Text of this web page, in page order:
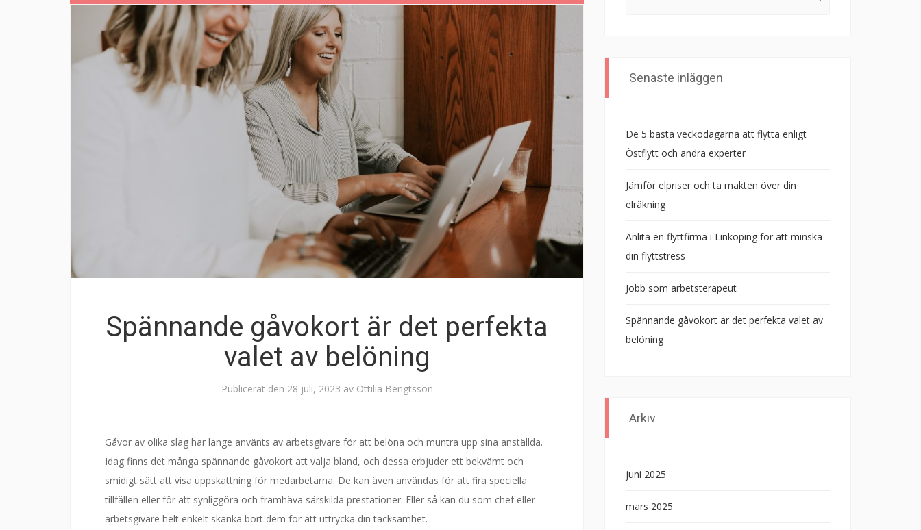
Spännande gåvokort är det perfekta
valet av belöning
Publicerat den 28 juli, 2023 av Ottilia Bengtsson
Gåvor av olika slag har länge använts av arbetsgivare för att belöna och muntra upp sina anställda.
Idag finns det många spännande gåvokort att välja bland, och dessa erbjuder ett bekvämt och
smidigt sätt att visa uppskattning för medarbetarna. De kan även användas för att fira speciella
tillfällen eller för att synliggöra och framhäva särskilda prestationer. Eller så kan du som chef eller
arbetsgivare helt enkelt skänka bort dem för att uttrycka din tacksamhet.
Senaste inläggen
De 5 bästa veckodagarna att flytta enligt
Östflytt och andra experter
Jämför elpriser och ta makten över din
elräkning
Anlita en flyttfirma i Linköping för att minska
din flyttstress
Jobb som arbetsterapeut
Spännande gåvokort är det perfekta valet av
belöning
Arkiv
juni 2025
mars 2025